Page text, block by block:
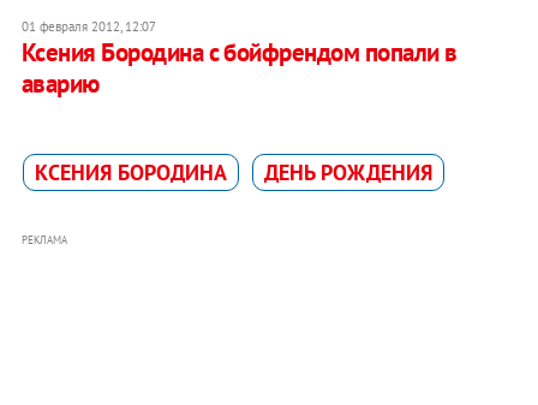
01 февраля 2012, 12:07
Ксения Бородина с бойфрендом попали в
аварию
КСЕНИЯ БОРОДИНА ДЕНЬ РОЖДЕНИЯ
РЕКЛАМА